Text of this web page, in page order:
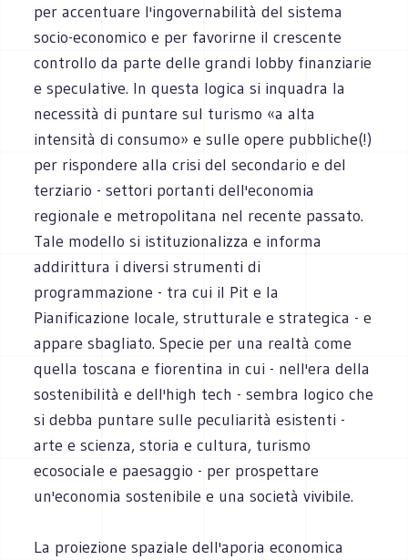
per accentuare l'ingovernabilità del sistema
socio-economico e per favorirne il crescente
controllo da parte delle grandi lobby finanziarie
e speculative. In questa logica si inquadra la
necessità di puntare sul turismo «a alta
intensità di consumo» e sulle opere pubbliche(!)
per rispondere alla crisi del secondario e del
terziario - settori portanti dell'economia
regionale e metropolitana nel recente passato.
Tale modello si istituzionalizza e informa
addirittura i diversi strumenti di
programmazione - tra cui il Pit e la
Pianificazione locale, strutturale e strategica - e
appare sbagliato. Specie per una realtà come
quella toscana e fiorentina in cui - nell'era della
sostenibilità e dell'high tech - sembra logico che
si debba puntare sulle peculiarità esistenti -
arte e scienza, storia e cultura, turismo
ecosociale e paesaggio - per prospettare
un'economia sostenibile e una società vivibile.
La proiezione spaziale dell'aporia economica